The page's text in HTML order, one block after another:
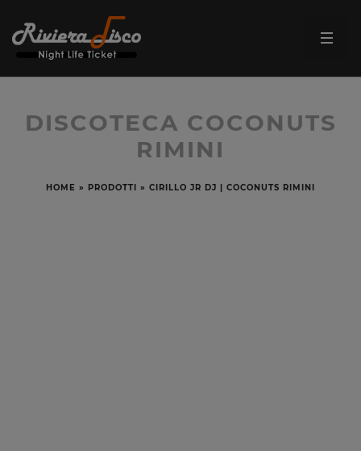
DISCOTECA COCONUTS
RIMINI
HOME » PRODOTTI » CIRILLO JR DJ | COCONUTS RIMINI